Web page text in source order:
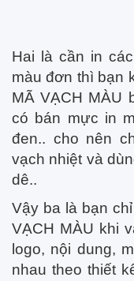
Hai là cần in
màu đơn thì bạn
MÃ VẠCH MÀU
có bán mực in
đen.. cho nên
vạch nhiệt và
dê..
Vậy ba là bạn
VẠCH MÀU khi
logo, nội dung,
nhau theo thiết